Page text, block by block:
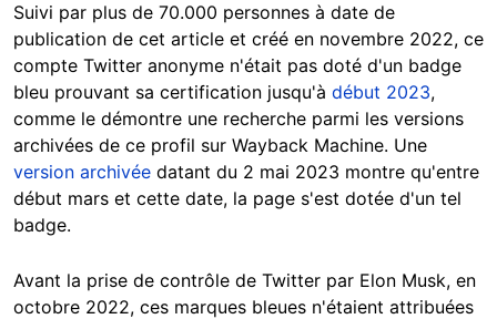
Suivi par plus de 70.000 personnes à date de
publication de cet article et créé en novembre 2022, ce
compte Twitter anonyme n'était pas doté d'un badge
bleu prouvant sa certification jusqu'à début 2023,
comme le démontre une recherche parmi les versions
archivées de ce profil sur Wayback Machine. Une
version archivée datant du 2 mai 2023 montre qu'entre
début mars et cette date, la page s'est dotée d'un tel
badge.
Avant la prise de contrôle de Twitter par Elon Musk, en
octobre 2022, ces marques bleues n'étaient attribuées